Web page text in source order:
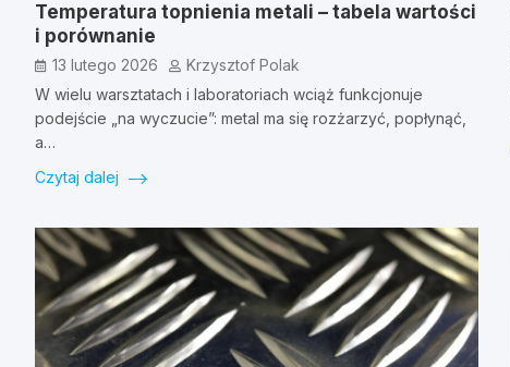
Temperatura topnienia metali – tabela wartości
i porównanie
13 lutego 2026
Krzysztof Polak
W wielu warsztatach i laboratoriach wciąż funkcjonuje
podejście „na wyczucie”: metal ma się rozżarzyć, popłynąć,
a…
Czytaj dalej